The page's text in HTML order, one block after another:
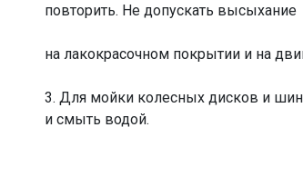
повторить. Не допускать высыхание
на лакокрасочном покрытии и на
3. Для мойки колесных дисков и
и смыть водой.